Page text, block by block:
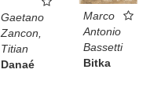
Gaetano
Zancon,
Titian
Danaé
Marco
Antonio
Bassetti
Bitka